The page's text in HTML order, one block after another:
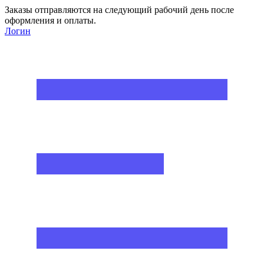
Заказы отправляются на следующий рабочий день после
оформления и оплаты.
Логин